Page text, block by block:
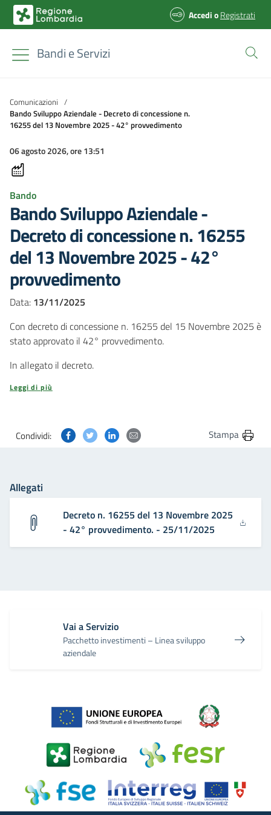
AccedioRegistrati
Bandi e Servizi
Comunicazioni /
Bando Sviluppo Aziendale - Decreto di concessione n.
16255 del 13 Novembre 2025 - 42° provvedimento
06 agosto 2026, ore 13:51
Bando
Bando Sviluppo Aziendale -
Decreto di concessione n. 16255
del 13 Novembre 2025 - 42°
provvedimento
Data: 13/11/2025
Con decreto di concessione n. 16255 del 15 Novembre 2025 è
stato approvato il 42° provvedimento.
In allegato il decreto.
Leggi di più
Condividi: Condividi questa pagina su Facebook
Condividi questa pagina su Twitter
Condividi questa pagina su Linkedin
Condividi questa pagina via
Stampa
Allegati
Decreto n. 16255 del 13 Novembre 2025
- 42° provvedimento. - 25/11/2025
Vai a Servizio
Pacchetto investimenti – Linea sviluppo
aziendale